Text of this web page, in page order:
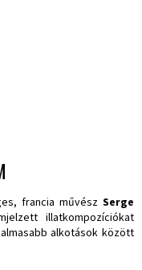
francia művész Serge
illatkompozíciókat
alkotások között